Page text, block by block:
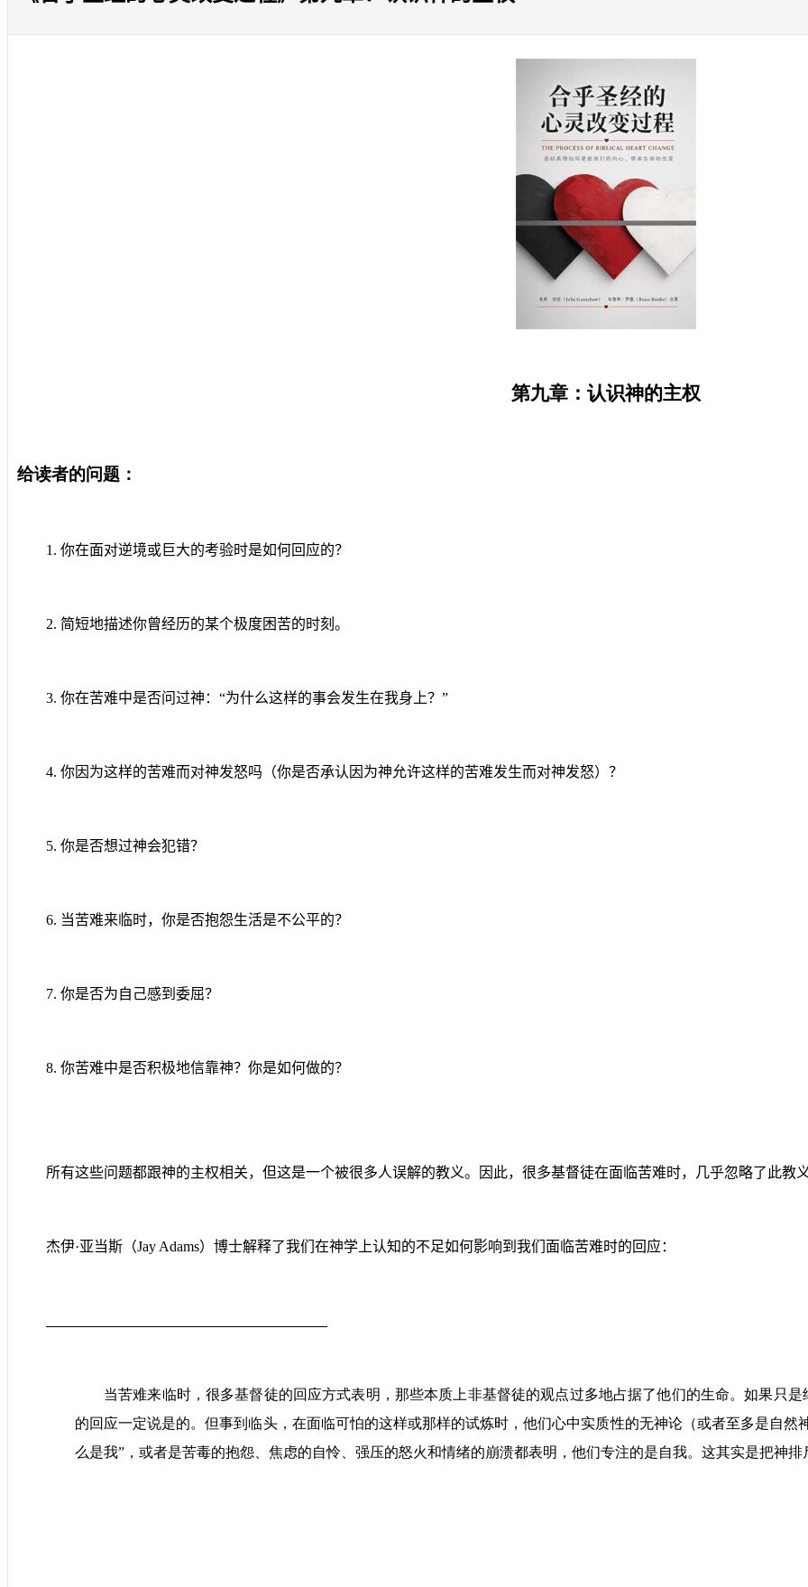
第九章：认识神的主权
给读者的问题：
1. 你在面对逆境或巨大的考验时是如何回应的？
2. 简短地描述你曾经历的某个极度困苦的时刻。
3. 你在苦难中是否问过神：“为什么这样的事会发生在我身上？”
4. 你因为这样的苦难而对神发怒吗（你是否承认因为神允许这样的苦难发生而对神发怒）？
5. 你是否想过神会犯错？
6. 当苦难来临时，你是否抱怨生活是不公平的？
7. 你是否为自己感到委屈？
8. 你苦难中是否积极地信靠神？你是如何做的？
所有这些问题都跟神的主权相关，但这是一个被很多人误解的教义。因此，很多基督徒在面临苦难时，几乎忽略了此教
杰伊·亚当斯 （Jay Adams） 博士解释了我们在神学上认知的不足如何影响到我们面临苦难时的回应：
当苦难来临时，很多基督徒的回应方式表明，那些本质上非基督徒的观点过多地占据了他们的生命。如果只
的回应一定说是的。但事到临头，在面临可怕的这样或那样的试炼时，他们心中实质性的无神论（或者至多是自然
么是我”，或者是苦毒的抱怨、焦虑的自怜、强压的怒火和情绪的崩溃都表明，他们专注的是自我。这其实是把神